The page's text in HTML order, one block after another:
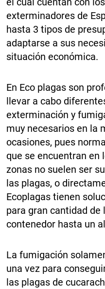
exterminadores de
hasta 3 tipos de
adaptarse a sus
situación económica.
En Eco plagas son
llevar a cabo
exterminación y
muy necesarios en la
ocasiones, pues
que se encuentran
zonas no suelen ser
las plagas, o
Ecoplagas tienen
para gran cantidad de
contenedor hasta un
La fumigación
una vez para
las plagas de